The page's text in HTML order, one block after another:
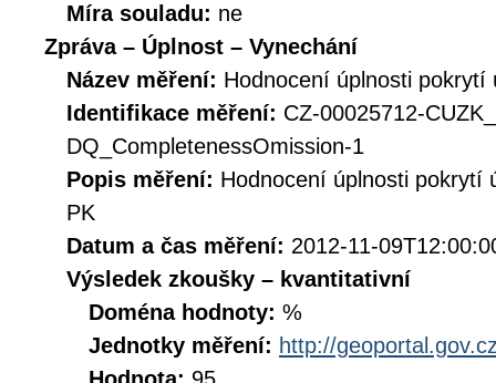
Míra souladu: ne
Zpráva – Úplnost – Vynechání
Název měření: Hodnocení úplnosti
Identifikace měření: CZ-00025712-
DQ_CompletenessOmission-1
Popis měření: Hodnocení úplnosti pokrytí
PK
Datum a čas měření: 2012-11-
Výsledek zkoušky – kvantitativní
Doména hodnoty: %
Jednotky měření: http://